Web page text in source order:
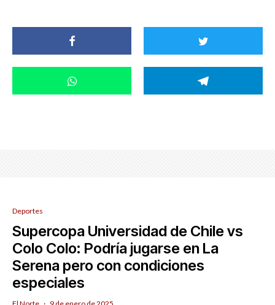
Deportes
Supercopa Universidad de Chile vs
Colo Colo: Podría jugarse en La
Serena pero con condiciones
especiales